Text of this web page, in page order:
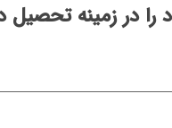
در زمینه تحصیل